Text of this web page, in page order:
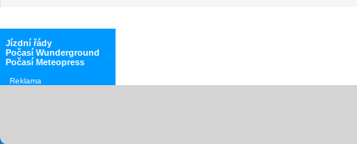
Jízdní řády
Počasí Wunderground
Počasí Meteopress
Reklama